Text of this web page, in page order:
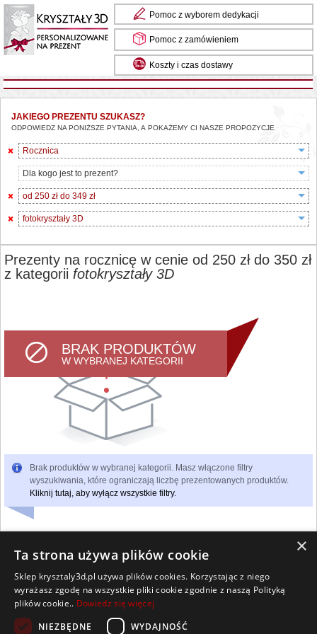
Pomoc z wyborem dedykacji
Pomoc z zamówieniem
Koszty i czas dostawy
JAKIEGO PREZENTU SZUKASZ?
ODPOWIEDZ NA PONIŻSZE PYTANIA, A POKAŻEMY CI NASZE PROPOZYCJE
Rocznica
Dla kogo jest to prezent?
od 250 zł do 349 zł
fotokryształy 3D
Prezenty na rocznicę w cenie od 250 zł do 350 zł
z kategorii fotokryształy 3D
BRAK PRODUKTÓW
W WYBRANEJ KATEGORII
Brak produktów w wybranej kategorii. Masz włączone filtry
wyszukiwania, które ograniczają liczbę prezentowanych produktów.
Kliknij tutaj, aby wyłącz wszystkie filtry.
Wszelkie prawa zastrzeżone
Kontakt Współpraca Regulamin
Pomoc Strona główna
×
Ta strona używa plików cookie
Sklep krysztaly3d.pl używa plików cookies. Korzystając z niego
wyrażasz zgodę na wszystkie pliki cookie zgodnie z naszą Polityką
plików cookie.. Dowiedz się więcej
NIEZBĘDNE
WYDAJNOŚĆ